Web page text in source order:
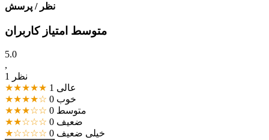
نظر / پرسش
متوسط امتیاز کاربران
5.0
,
1 نظر
★★★★★
عالی 1
★★★★☆
خوب 0
★★★☆☆
متوسط 0
★★☆☆☆
ضعیف 0
★☆☆☆☆
خیلی ضعیف 0